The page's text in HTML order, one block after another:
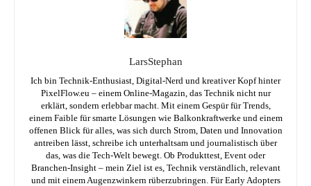
LarsStephan
Ich bin Technik-Enthusiast, Digital-Nerd und kreativer Kopf hinter
PixelFlow.eu – einem Online-Magazin, das Technik nicht nur
erklärt, sondern erlebbar macht. Mit einem Gespür für Trends,
einem Faible für smarte Lösungen wie Balkonkraftwerke und einem
offenen Blick für alles, was sich durch Strom, Daten und Innovation
antreiben lässt, schreibe ich unterhaltsam und journalistisch über
das, was die Tech-Welt bewegt. Ob Produkttest, Event oder
Branchen-Insight – mein Ziel ist es, Technik verständlich, relevant
und mit einem Augenzwinkern rüberzubringen. Für Early Adopters